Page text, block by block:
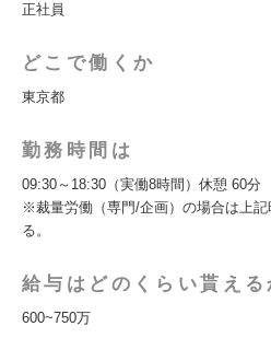
正社員
どこで働くか
東京都
勤務時間は
09:30～18:30（実働8時間）休憩 60分
※裁量労働（専門/企画）の場合は上
る。
給与はどのくらい貰える
600~750万